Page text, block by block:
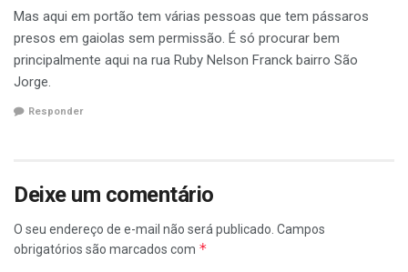
Mas aqui em portão tem várias pessoas que tem pássaros
presos em gaiolas sem permissão. É só procurar bem
principalmente aqui na rua Ruby Nelson Franck bairro São
Jorge.
Responder
Deixe um comentário
O seu endereço de e-mail não será publicado. Campos
obrigatórios são marcados com *